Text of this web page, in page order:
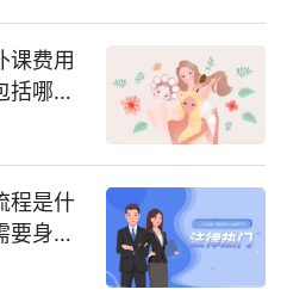
课费用
括哪
程是什
要身份